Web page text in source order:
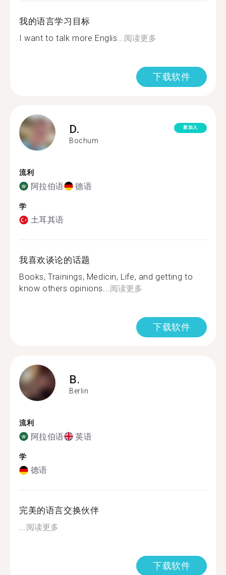
我的语言学习目标
I want to talk more Englis...阅读更多
下载软件
D.
Bochum
新加入
流利
阿拉伯语 德语
学
土耳其语
我喜欢谈论的话题
Books, Trainings, Medicin, Life, and getting to
know others opinions...阅读更多
下载软件
B.
Berlin
流利
阿拉伯语 英语
学
德语
完美的语言交换伙伴
...阅读更多
下载软件